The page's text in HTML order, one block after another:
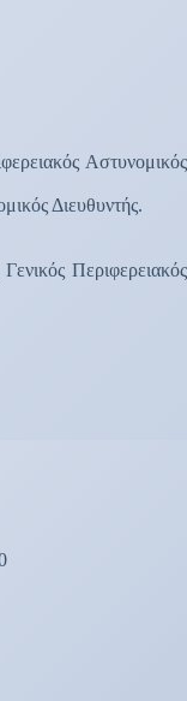
Αστυνομικός
Διευθυντής.
Περιφερειακός